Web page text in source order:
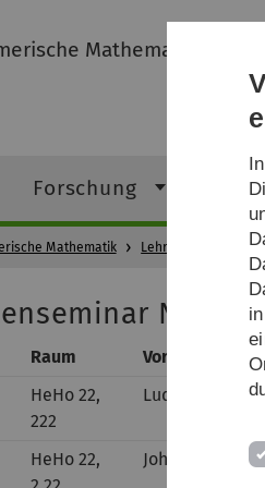
Mathematik
Forschung
Mathematik Lehre
Raum Vortragender
HeHo 22,
222
Ludwig Waibel
HeHo 22,
Johannes